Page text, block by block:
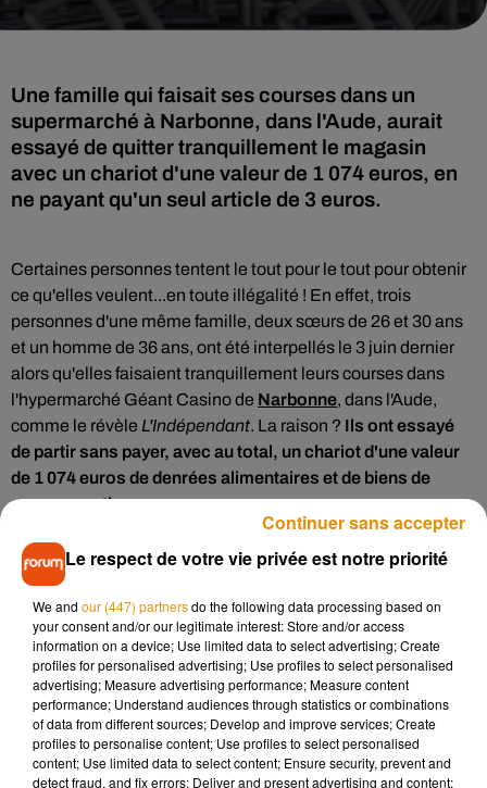
Une famille qui faisait ses courses dans un
supermarché à Narbonne, dans l'Aude, aurait
essayé de quitter tranquillement le magasin
avec un chariot d'une valeur de 1 074 euros, en
ne payant qu'un seul article de 3 euros.
Certaines personnes tentent le tout pour le tout pour obtenir
ce qu'elles veulent...en toute illégalité ! En effet, trois
personnes d'une même famille, deux sœurs de 26 et 30 ans
et un homme de 36 ans, ont été interpellés le 3 juin dernier
alors qu'elles faisaient tranquillement leurs courses dans
l'hypermarché Géant Casino de Narbonne, dans l'Aude,
comme le révèle L'Indépendant. La raison ? Ils ont essayé
de partir sans payer, avec au total, un chariot d'une valeur
de 1 074 euros de denrées alimentaires et de biens de
consommation.
Vol aux caisses automatiques
Sûrs de leur coup, les trois individus ont tenté de profiter des
caisses automatiques pour réduire la note. Ils se sont en
effet présentés aux caisses sans hôtesse et n’ont scanné
qu’un produit de trois euros avant de se diriger vers la
sortie, ni vus, ni connus. Leur supercherie, trop flagrante, a
directement été repéré par les agents de sécurité qui les ont
stoppé net à la sortie. Les deux sœurs, originaires de
Villegailhenc, n'en seraient pas à leur coup d'essai dans ce
Le respect de votre vie privée est notre priorité
We and our (447) partnersdo the following data processing based on
your consent and/or our legitimate interest: Store and/or access
information on a device; Use limited data to select advertising; Create
profiles for personalised advertising; Use profiles to select personalised
advertising; Measure advertising performance; Measure content
performance; Understand audiences through statistics or combinations
of data from different sources; Develop and improve services; Create
profiles to personalise content; Use profiles to select personalised
content; Use limited data to select content; Ensure security, prevent and
detect fraud, and fix errors; Deliver and present advertising and content;
Continuer sans accepter